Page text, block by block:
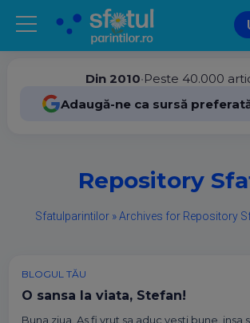
Din 2010•Peste 40.000
Adaugă-ne ca sursă
Repository
Sfatulparintilor»Archives for Repository
BLOGUL TĂU
O sansa la viata, Stefan!
Buna ziua, As fi vrut sa aduc vesti bune, insa